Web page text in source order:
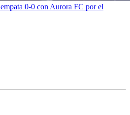
0-0 con Aurora FC por el